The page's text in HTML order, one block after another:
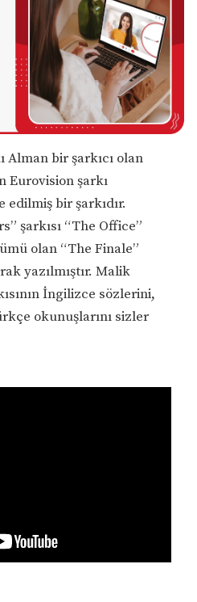
Alman bir şarkıcı olan
Eurovision şarkı
edilmiş bir şarkıdır.
şarkısı “The Office”
olan “The Finale”
yazılmıştır. Malik
İngilizce sözlerini,
okunuşlarını sizler